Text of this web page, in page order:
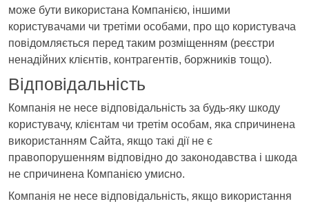
може бути використана Компанією, іншими
користувачами чи третіми особами, про що користувача
повідомляється перед таким розміщенням (реєстри
ненадійних клієнтів, контрагентів, боржників тощо).
Відповідальність
Компанія не несе відповідальність за будь-яку шкоду
користувачу, клієнтам чи третім особам, яка спричинена
використанням Сайта, якщо такі дії не є
правопорушенням відповідно до законодавства і шкода
не спричинена Компанією умисно.
Компанія не несе відповідальність, якщо використання